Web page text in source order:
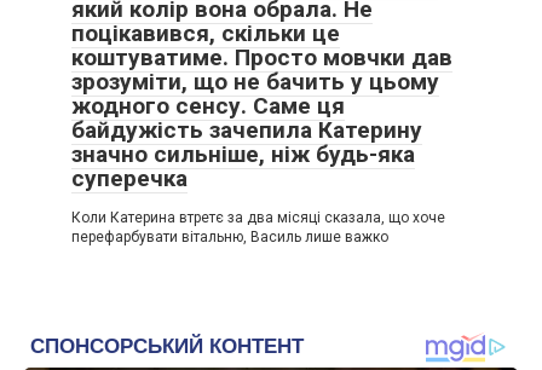
який колір вона обрала. Не
поцікавився, скільки це
коштуватиме. Просто мовчки дав
зрозуміти, що не бачить у цьому
жодного сенсу. Саме ця
байдужість зачепила Катерину
значно сильніше, ніж будь-яка
суперечка
Коли Катерина втретє за два місяці сказала, що хоче
перефарбувати вітальню, Василь лише важко